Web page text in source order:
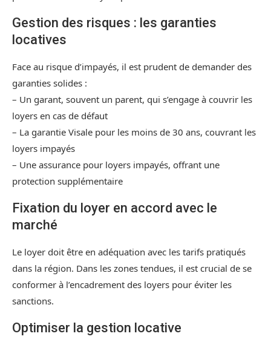
Gestion des risques : les garanties
locatives
Face au risque d’impayés, il est prudent de demander des
garanties solides :
– Un garant, souvent un parent, qui s’engage à couvrir les
loyers en cas de défaut
– La garantie Visale pour les moins de 30 ans, couvrant les
loyers impayés
– Une assurance pour loyers impayés, offrant une
protection supplémentaire
Fixation du loyer en accord avec le
marché
Le loyer doit être en adéquation avec les tarifs pratiqués
dans la région. Dans les zones tendues, il est crucial de se
conformer à l’encadrement des loyers pour éviter les
sanctions.
Optimiser la gestion locative